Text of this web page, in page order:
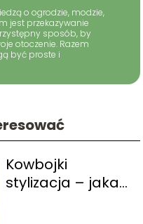
o ogrodzie, modzie,
jest przekazywanie
sposób, by
otoczenie. Razem
być proste i
Kowbojki
stylizacja – jaka